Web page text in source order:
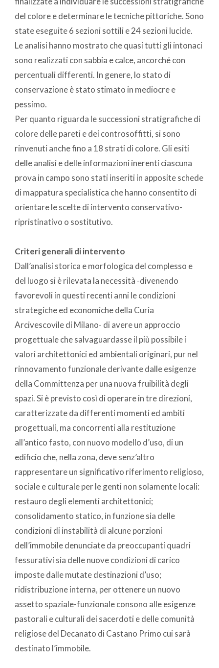
del colore e determinare le tecniche pittoriche. Sono
state eseguite 6 sezioni sottili e 24 sezioni lucide.
Le analisi hanno mostrato che quasi tutti gli intonaci
sono realizzati con sabbia e calce, ancorché con
percentuali differenti. In genere, lo stato di
conservazione è stato stimato in mediocre e
pessimo.
Per quanto riguarda le successioni stratigrafiche di
colore delle pareti e dei controsoffitti, si sono
rinvenuti anche fino a 18 strati di colore. Gli esiti
delle analisi e delle informazioni inerenti ciascuna
prova in campo sono stati inseriti in apposite schede
di mappatura specialistica che hanno consentito di
orientare le scelte di intervento conservativo-
ripristinativo o sostitutivo.
Criteri generali di intervento
Dall’analisi storica e morfologica del complesso e
del luogo si è rilevata la necessità -divenendo
favorevoli in questi recenti anni le condizioni
strategiche ed economiche della Curia
Arcivescovile di Milano- di avere un approccio
progettuale che salvaguardasse il più possibile i
valori architettonici ed ambientali originari, pur nel
rinnovamento funzionale derivante dalle esigenze
della Committenza per una nuova fruibilità degli
spazi. Si è previsto così di operare in tre direzioni,
caratterizzate da differenti momenti ed ambiti
progettuali, ma concorrenti alla restituzione
all’antico fasto, con nuovo modello d’uso, di un
edificio che, nella zona, deve senz’altro
rappresentare un significativo riferimento religioso,
sociale e culturale per le genti non solamente locali:
restauro degli elementi architettonici;
consolidamento statico, in funzione sia delle
condizioni di instabilità di alcune porzioni
dell’immobile denunciate da preoccupanti quadri
fessurativi sia delle nuove condizioni di carico
imposte dalle mutate destinazioni d’uso;
ridistribuzione interna, per ottenere un nuovo
assetto spaziale-funzionale consono alle esigenze
pastorali e culturali dei sacerdoti e delle comunità
religiose del Decanato di Castano Primo cui sarà
destinato l’immobile.